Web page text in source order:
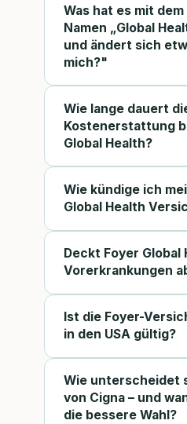
Was hat es mit
Namen „Global
und ändert sich
mich?"
Wie lange dauert
Kostenerstattung
Global Health?
Wie kündige ich
Global Health
Deckt Foyer Global
Vorerkrankungen
Ist die Foyer-
in den USA gültig?
Wie unterscheidet
von Cigna – und
die bessere Wahl?